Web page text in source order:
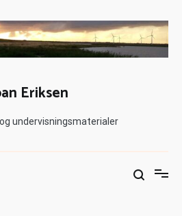
Eriksen
undervisningsmaterialer